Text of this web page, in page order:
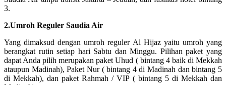
3.
2.Umroh Reguler Saudia Air
Yang dimaksud dengan umroh reguler Al Hijaz yaitu umroh yang
berangkat rutin setiap hari Sabtu dan Minggu. Pilihan paket yang
dapat Anda pilih merupakan paket Uhud ( bintang 4 baik di Mekkah
ataupun Madinah), Paket Nur ( bintang 4 di Madinah dan bintang 5
di Mekkah), dan paket Rahmah / VIP ( bintang 5 di Mekkah dan